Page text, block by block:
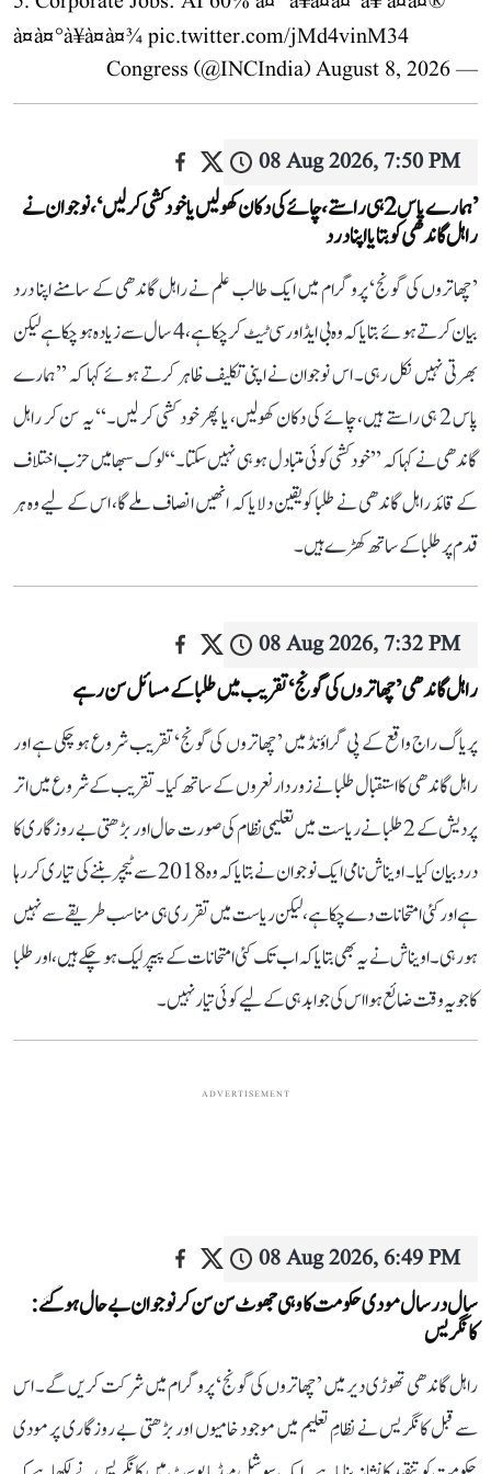
à¤à¤°à¥à¤à¤¾pic.twitter.com/jMd4vinM34
— Congress (@INCIndia)
August 8, 2026
08 Aug 2026, 7:50 PM
’ہمارے پاس 2 ہی راستے، چائے کی دکان کھولیں یا خودکشی کر لیں‘، نوجوان نے
راہل گاندھی کو بتایا اپنا درد
’چھاتروں کی گونج‘ پروگرام میں ایک طالب علم نے راہل گاندھی کے سامنے اپنا درد
بیان کرتے ہوئے بتایا کہ وہ بی ایڈ اور سی ٹیٹ کر چکا ہے، 4 سال سے زیادہ ہو چکا ہے لیکن
بھرتی نہیں نکل رہی۔ اس نوجوان نے اپنی تکلیف ظاہر کرتے ہوئے کہا کہ ’’ہمارے
پاس 2 ہی راستے ہیں، چائے کی دکان کھولیں، یا پھر خود کشی کر لیں۔‘‘ یہ سن کر راہل
گاندھی نے کہا کہ ’’خودکشی کوئی متبادل ہو ہی نہیں سکتا۔‘‘ لوک سبھا میں حزب اختلاف
کے قائد راہل گاندھی نے طلبا کو یقین دلایا کہ انھیں انصاف ملے گا، اس کے لیے وہ ہر
قدم پر طلبا کے ساتھ کھڑے ہیں۔
08 Aug 2026, 7:32 PM
راہل گاندھی ’چھاتروں کی گونج‘ تقریب میں طلبا کے مسائل سن رہے
پریاگ راج واقع کے پی گراؤنڈ میں ’چھاتروں کی گونج‘ تقریب شروع ہو چکی ہے اور
راہل گاندھی کا استقبال طلبا نے زوردار نعروں کے ساتھ کیا۔ تقریب کے شروع میں اتر
پردیش کے 2 طلبا نے ریاست میں تعلیمی نظام کی صورت حال اور بڑھتی بے روزگاری کا
درد بیان کیا۔ اویناش نامی ایک نوجوان نے بتایا کہ وہ 2018 سے ٹیچر بننے کی تیاری کر رہا
ہے اور کئی امتحانات دے چکا ہے، لیکن ریاست میں تقرری ہی مناسب طریقے سے نہیں
ہو رہی۔ اویناش نے یہ بھی بتایا کہ اب تک کئی امتحانات کے پیپر لیک ہو چکے ہیں، اور طلبا
کا جو یہ وقت ضائع ہوا اس کی جوابدہی کے لیے کوئی تیار نہیں۔
ADVERTISEMENT
08 Aug 2026, 6:49 PM
سال در سال مودی حکومت کا وہی جھوٹ سن سن کر نوجوان بے حال ہو گئے:
کانگریس
راہل گاندھی تھوڑی دیر میں ’چھاتروں کی گونج‘ پروگرام میں شرکت کریں گے۔ اس
سے قبل کانگریس نے نظامِ تعلیم میں موجود خامیوں اور بڑھتی بے روزگاری پر مودی